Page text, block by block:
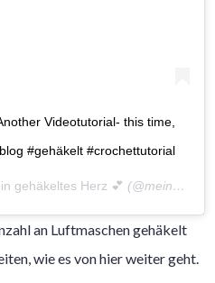
Videotutorial- this time,
#gehäkelt #crochettutorial
gehäkeltes Herz 💕 (@meingehaekeltesherz) on
an Luftmaschen gehäkelt
wie es von hier weiter geht.